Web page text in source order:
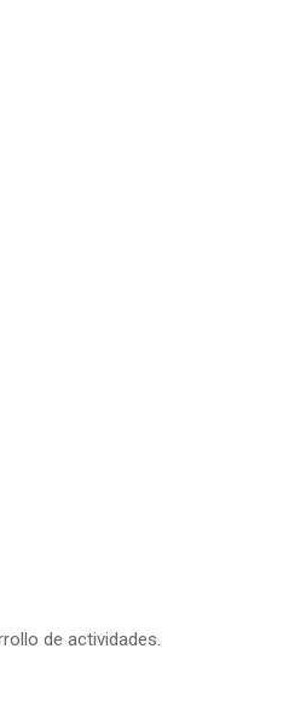
de actividades.